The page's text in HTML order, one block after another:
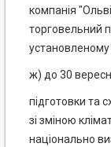
компанія
торговельний
ж) до 30
підготовки та
зі зміною
національно